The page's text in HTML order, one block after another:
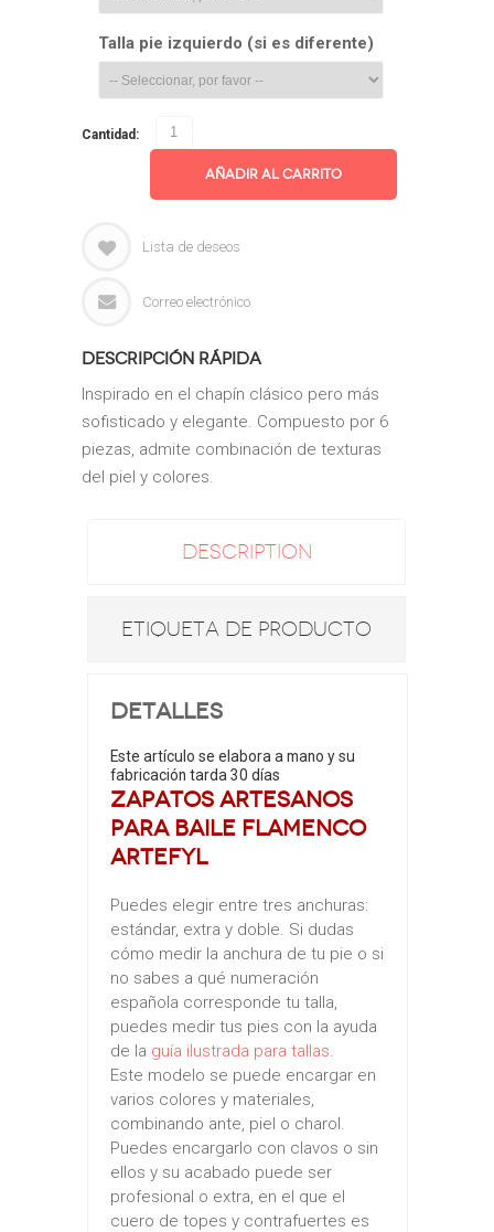
Talla pie izquierdo (si es diferente)
Cantidad:
Añadir al Carrito
Lista de deseos
Correo electrónico
Descripción rápida
Inspirado en el chapín clásico pero más
sofisticado y elegante. Compuesto por 6
piezas, admite combinación de texturas
del piel y colores.
DESCRIPTION
ETIQUETA DE PRODUCTO
Detalles
Este artículo se elabora a mano y su
fabricación tarda 30 días
Zapatos artesanos
para baile flamenco
ArteFYL
Puedes elegir entre tres anchuras:
estándar, extra y doble. Si dudas
cómo medir la anchura de tu pie o si
no sabes a qué numeración
española corresponde tu talla,
puedes medir tus pies con la ayuda
de la guía ilustrada para tallas.
Este modelo se puede encargar en
varios colores y materiales,
combinando ante, piel o charol.
Puedes encargarlo con clavos o sin
ellos y su acabado puede ser
profesional o extra, en el que el
cuero de topes y contrafuertes es